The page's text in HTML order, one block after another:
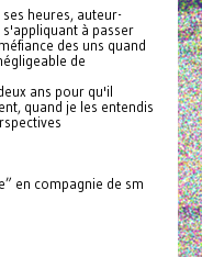
heures, auteur-
à passer
des uns quand
de
ans pour qu'il
quand je les entendis
en compagnie de sm